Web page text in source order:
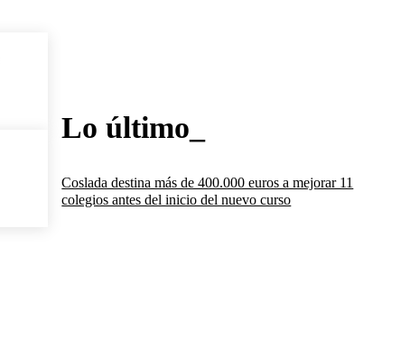
Lo último_
Coslada destina más de 400.000 euros a mejorar 11
colegios antes del inicio del nuevo curso